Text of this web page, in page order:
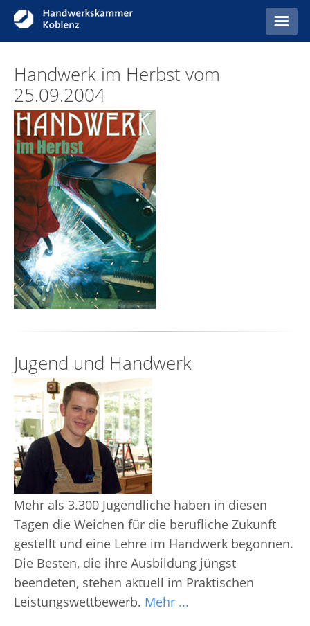
Handwerk im Herbst vom
25.09.2004
Jugend und Handwerk
Mehr als 3.300 Jugendliche haben in diesen
Tagen die Weichen für die berufliche Zukunft
gestellt und eine Lehre im Handwerk begonnen.
Die Besten, die ihre Ausbildung jüngst
beendeten, stehen aktuell im Praktischen
Leistungswettbewerb. Mehr ...